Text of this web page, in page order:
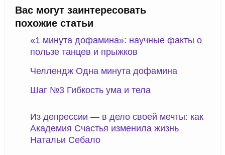
Вас могут заинтересовать
похожие статьи
«1 минута дофамина»: научные факты о
пользе танцев и прыжков
Челлендж Одна минута дофамина
Шаг №3 Гибкость ума и тела
Из депрессии — в дело своей мечты: как
Академия Счастья изменила жизнь
Натальи Себало